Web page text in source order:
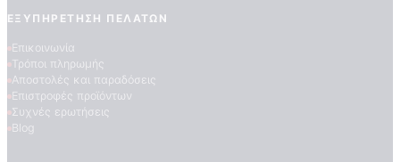
ΕΞΥΠΗΡΈΤΗΣΗ ΠΕΛΑΤΏΝ
Επικοινωνία
Τρόποι πληρωμής
Αποστολές και παραδόσεις
Επιστροφές προϊόντων
Συχνές ερωτήσεις
Blog